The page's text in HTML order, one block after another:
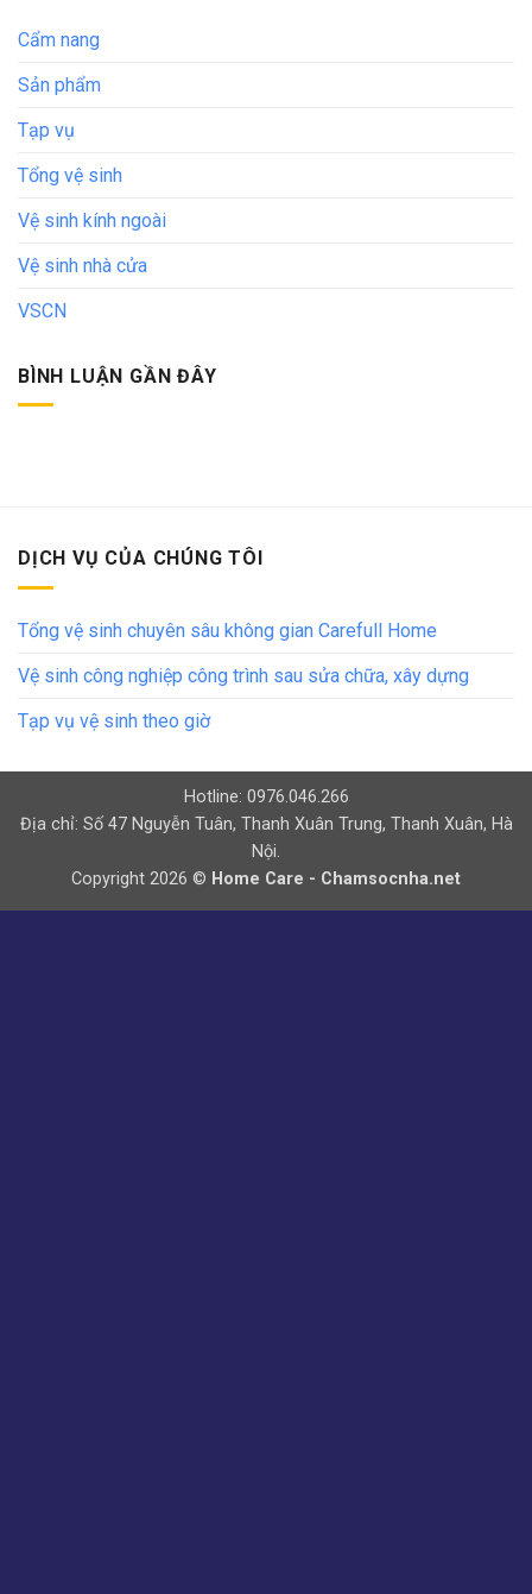
Cẩm nang
Sản phẩm
Tạp vụ
Tổng vệ sinh
Vệ sinh kính ngoài
Vệ sinh nhà cửa
VSCN
BÌNH LUẬN GẦN ĐÂY
DỊCH VỤ CỦA CHÚNG TÔI
Tổng vệ sinh chuyên sâu không gian Carefull Home
Vệ sinh công nghiệp công trình sau sửa chữa, xây dựng
Tạp vụ vệ sinh theo giờ
Hotline: 0976.046.266
Địa chỉ: Số 47 Nguyễn Tuân, Thanh Xuân Trung, Thanh Xuân, Hà
Nội.
Copyright 2026 © Home Care - Chamsocnha.net